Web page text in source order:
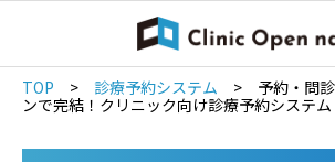
TOP > 診療予約システム >
予約・問
ンで完結！クリニック向け診療予約システム